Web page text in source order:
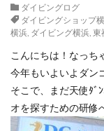
ダイビングログ
ダイビングショップ
横浜, ダイビング横浜, 東
こんにちは！なっち
今年もいよいよダン
そこで、まだ天使ﾀﾞ
オを探すための研修